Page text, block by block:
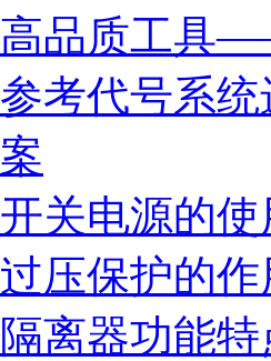
品质工具
考代号系
关电源的
压保护的作
离器功能